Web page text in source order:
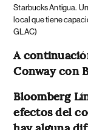
Starbucks Antigua.
local que tiene
GLAC)
A
Conway con
Bloomberg
efectos del